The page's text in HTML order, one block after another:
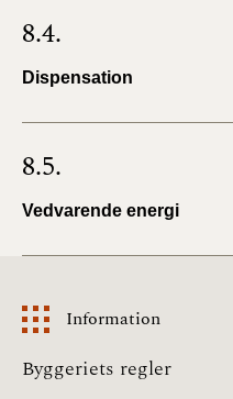
8.4.
Dispensation
8.5.
Vedvarende energi
Information
Information
Byggeriets regler